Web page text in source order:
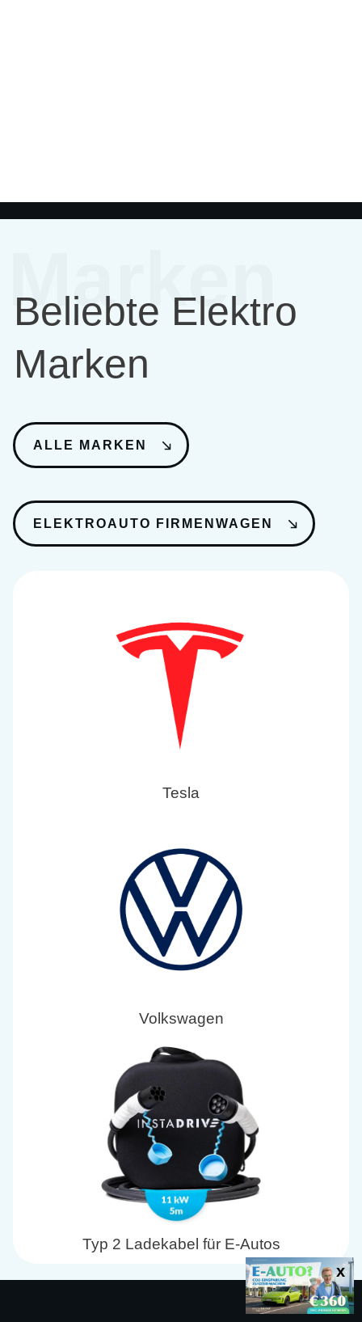
Marken
Beliebte Elektro
Marken
ALLE MARKEN
ELEKTROAUTO FIRMENWAGEN
Tesla
Volkswagen
Typ 2 Ladekabel für E-Autos